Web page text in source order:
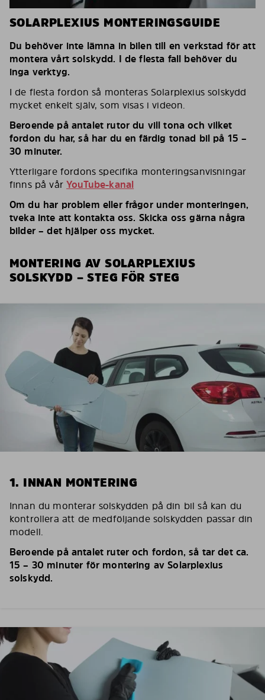
SOLARPLEXIUS MONTERINGSGUIDE
Du behöver inte lämna in bilen till en verkstad för att
montera vårt solskydd. I de flesta fall behöver du
inga verktyg.
I de flesta fordon så monteras Solarplexius solskydd
mycket enkelt själv, som visas i videon.
Beroende på antalet rutor du vill tona och vilket
fordon du har, så har du en färdig tonad bil på 15 –
30 minuter.
Ytterligare fordons specifika monteringsanvisningar
finns på vårYouTube-kanal
Om du har problem eller frågor under monteringen,
tveka inte att kontakta oss. Skicka oss gärna några
bilder – det hjälper oss mycket.
MONTERING AV SOLARPLEXIUS
SOLSKYDD – STEG FÖR STEG
1. INNAN MONTERING
Innan du monterar solskydden på din bil så kan du
kontrollera att de medföljande solskydden passar din
modell.
Beroende på antalet ruter och fordon, så tar det ca.
15 – 30 minuter för montering av Solarplexius
solskydd.